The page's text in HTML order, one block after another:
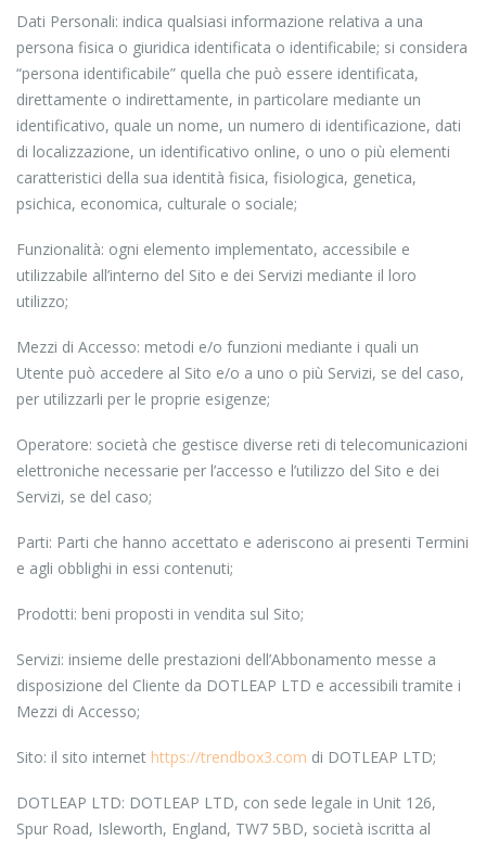
Dati Personali: indica qualsiasi informazione relativa a una
persona fisica o giuridica identificata o identificabile; si considera
“persona identificabile” quella che può essere identificata,
direttamente o indirettamente, in particolare mediante un
identificativo, quale un nome, un numero di identificazione, dati
di localizzazione, un identificativo online, o uno o più elementi
caratteristici della sua identità fisica, fisiologica, genetica,
psichica, economica, culturale o sociale;
Funzionalità: ogni elemento implementato, accessibile e
utilizzabile all’interno del Sito e dei Servizi mediante il loro
utilizzo;
Mezzi di Accesso: metodi e/o funzioni mediante i quali un
Utente può accedere al Sito e/o a uno o più Servizi, se del caso,
per utilizzarli per le proprie esigenze;
Operatore: società che gestisce diverse reti di telecomunicazioni
elettroniche necessarie per l’accesso e l’utilizzo del Sito e dei
Servizi, se del caso;
Parti: Parti che hanno accettato e aderiscono ai presenti Termini
e agli obblighi in essi contenuti;
Prodotti: beni proposti in vendita sul Sito;
Servizi: insieme delle prestazioni dell’Abbonamento messe a
disposizione del Cliente da DOTLEAP LTD e accessibili tramite i
Mezzi di Accesso;
Sito: il sito internet https://trendbox3.com di DOTLEAP LTD;
DOTLEAP LTD: DOTLEAP LTD, con sede legale in Unit 126,
Spur Road, Isleworth, England, TW7 5BD, società iscritta al